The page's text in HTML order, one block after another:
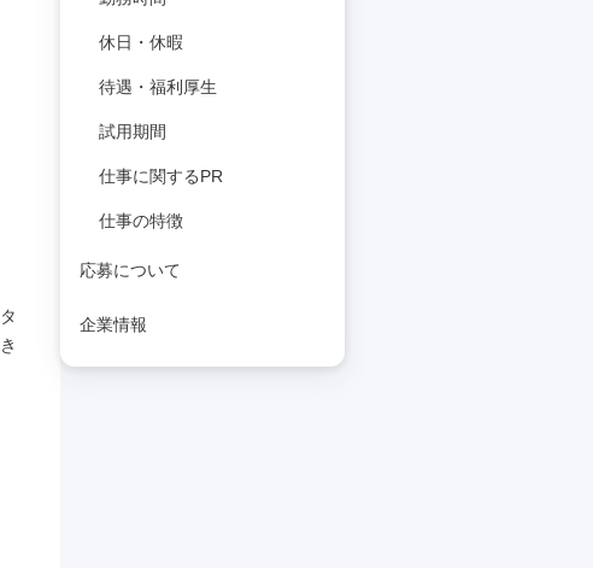
休日・休暇
待遇・福利厚生
試用期間
仕事に関するPR
仕事の特徴
応募について
企業情報